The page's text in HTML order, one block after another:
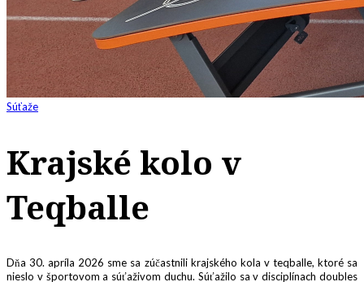
Súťaže
Krajské kolo v
Teqballe
Dňa 30. apríla 2026 sme sa zúčastnili krajského kola v teqballe, ktoré sa
nieslo v športovom a súťaživom duchu. Súťažilo sa v disciplínach doubles